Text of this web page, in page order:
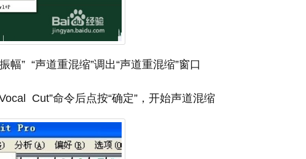
幅” “声道重混缩”调出“声道重混缩”窗口
Cut”命令后点按“确定”，开始声道混缩